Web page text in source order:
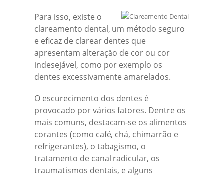
Para isso, existe o
clareamento dental, um método seguro
e eficaz de clarear dentes que
apresentam alteração de cor ou cor
indesejável, como por exemplo os
dentes excessivamente amarelados.
O escurecimento dos dentes é
provocado por vários fatores. Dentre os
mais comuns, destacam-se os alimentos
corantes (como café, chá, chimarrão e
refrigerantes), o tabagismo, o
tratamento de canal radicular, os
traumatismos dentais, e alguns